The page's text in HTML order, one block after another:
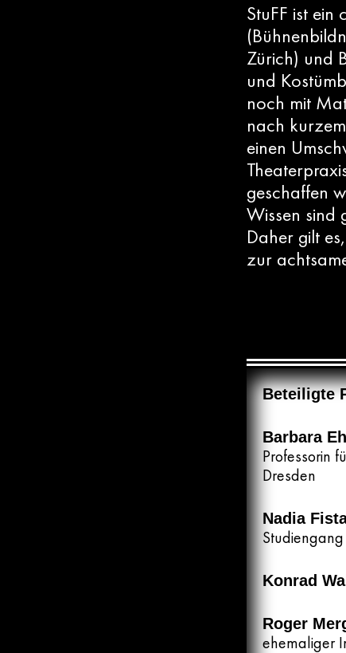
StuFF ist
Zürich) und
und
noch mit
nach
einen
geschaffen
Wissen sind
Daher gilt
zur
Beteiligte
Barbara
Professorin
Dresden
Nadia
Konrad
Roger
ehemaliger